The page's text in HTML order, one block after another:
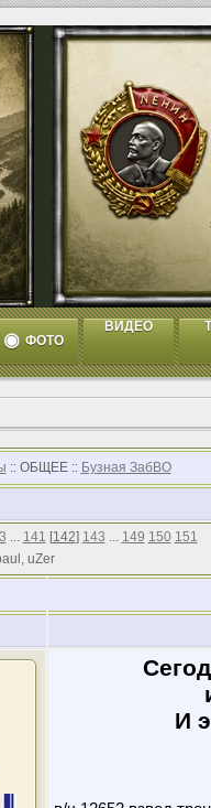
◉ ФОТО
ВИДЕО
:: ОБЩЕЕ :: Бузная ЗабВО
3 ... 141 [142] 143 ... 149 150 151
uZer
И